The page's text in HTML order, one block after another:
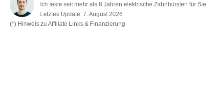
Ich teste seit mehr als 8 Jahren elektrische Zahnbürsten für Sie.
Letztes Update: 7. August 2026
(*) Hinweis zu Affiliate Links & Finanzierung